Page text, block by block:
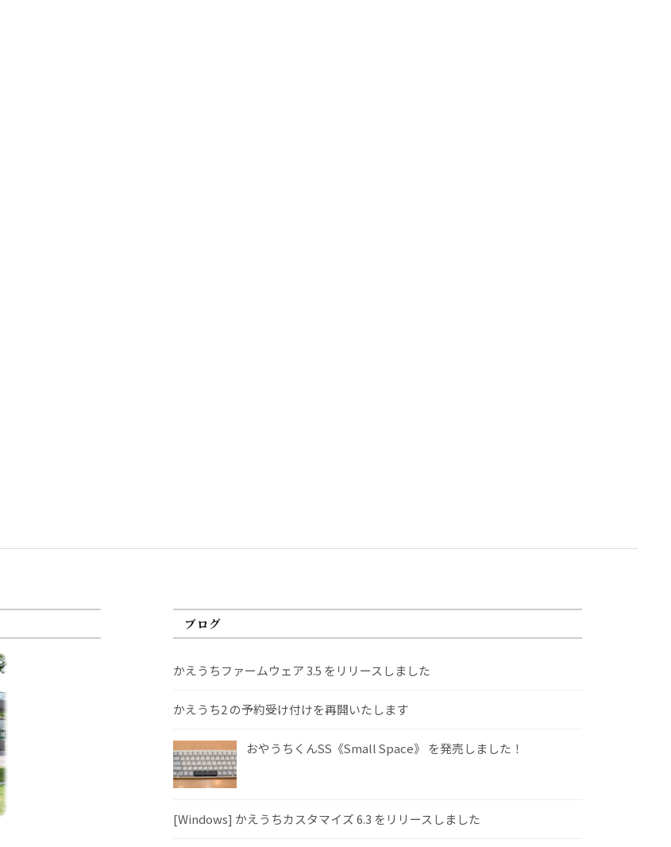
ブログ
かえうちファームウェア 3.5 をリリースしました
かえうち2 の予約受け付けを再開いたします
おやうちくんSS《Small Space》 を発売しました！
[Windows] かえうちカスタマイズ 6.3 をリリースしました